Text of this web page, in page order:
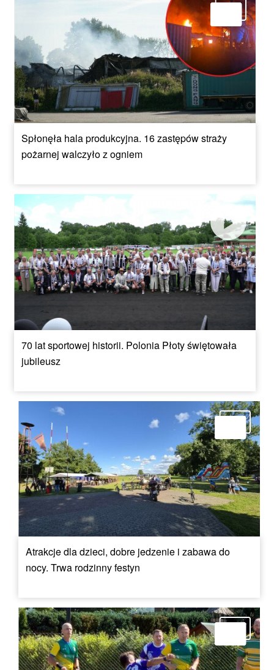
Spłonęła hala produkcyjna. 16 zastępów straży
pożarnej walczyło z ogniem
70 lat sportowej historii. Polonia Płoty świętowała
jubileusz
Atrakcje dla dzieci, dobre jedzenie i zabawa do
nocy. Trwa rodzinny festyn